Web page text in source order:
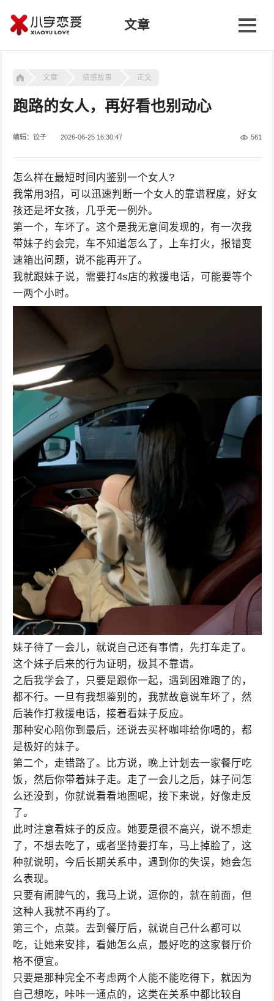
文章
文章 情感故事 正文
跑路的女人，再好看也别动心
编辑：饺子 2026-06-25 16:30:47 561
怎么样在最短时间内鉴别一个女人?
我常用3招，可以迅速判断一个女人的靠谱程度，好女
孩还是坏女孩，几乎无一例外。
第一个，车坏了。这个是我无意间发现的，有一次我
带妹子约会完，车不知道怎么了，上车打火，报错变
速箱出问题，说不能再开了。
我就跟妹子说，需要打4s店的救援电话，可能要等个
一两个小时。
妹子待了一会儿，就说自己还有事情，先打车走了。
这个妹子后来的行为证明，极其不靠谱。
之后我学会了，只要是跟你一起，遇到困难跑了的，
都不行。一旦有我想鉴别的，我就故意说车坏了，然
后装作打救援电话，接着看妹子反应。
那种安心陪你到最后，还说去买杯咖啡给你喝的，都
是极好的妹子。
第二个，走错路了。比方说，晚上计划去一家餐厅吃
饭，然后你带着妹子走。走了一会儿之后，妹子问怎
么还没到，你就说看看地图呢，接下来说，好像走反
了。
此时注意看妹子的反应。她要是很不高兴，说不想走
了，不想去吃了，或者坚持要打车，马上掉脸了，这
种就说明，今后长期关系中，遇到你的失误，她会怎
么表现。
只要有闹脾气的，我马上说，逗你的，就在前面，但
这种人我就不再约了。
第三个，点菜。去到餐厅后，就说自己什么都可以
吃，让她来安排，看她怎么点，最好吃的这家餐厅价
格不便宜。
只要是那种完全不考虑两个人能不能吃得下，就因为
自己想吃，咔咔一通点的，这类在关系中都比较自